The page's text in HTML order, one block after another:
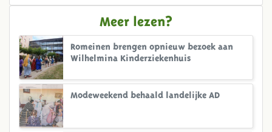
Meer lezen?
Romeinen brengen opnieuw bezoek aan
Wilhelmina Kinderziekenhuis
Modeweekend behaald landelijke AD